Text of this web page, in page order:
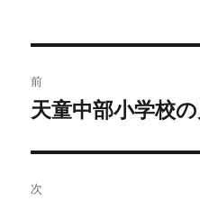
稿
ビ
前
前
投
稿:
天童中部小学校
次